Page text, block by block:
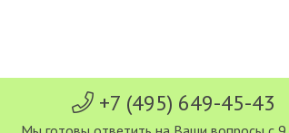
+7 (495) 649-45-43